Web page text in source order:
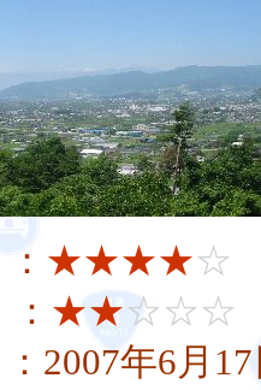
★★★★☆
★★☆☆☆
2007年6月